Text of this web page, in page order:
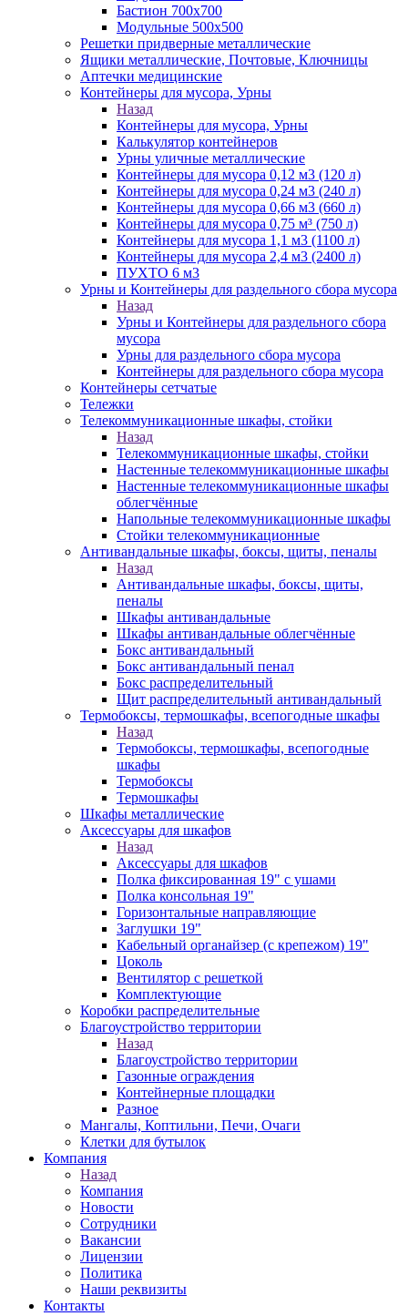
Бастион 700х700
Модульные 500х500
Решетки придверные металлические
Ящики металлические, Почтовые, Ключницы
Аптечки медицинские
Контейнеры для мусора, Урны
Назад
Контейнеры для мусора, Урны
Калькулятор контейнеров
Урны уличные металлические
Контейнеры для мусора 0,12 м3 (120 л)
Контейнеры для мусора 0,24 м3 (240 л)
Контейнеры для мусора 0,66 м3 (660 л)
Контейнеры для мусора 0,75 м³ (750 л)
Контейнеры для мусора 1,1 м3 (1100 л)
Контейнеры для мусора 2,4 м3 (2400 л)
ПУХТО 6 м3
Урны и Контейнеры для раздельного сбора мусора
Назад
Урны и Контейнеры для раздельного сбора
мусора
Урны для раздельного сбора мусора
Контейнеры для раздельного сбора мусора
Контейнеры сетчатые
Тележки
Телекоммуникационные шкафы, стойки
Назад
Телекоммуникационные шкафы, стойки
Настенные телекоммуникационные шкафы
Настенные телекоммуникационные шкафы
облегчённые
Напольные телекоммуникационные шкафы
Стойки телекоммуникационные
Антивандальные шкафы, боксы, щиты, пеналы
Назад
Антивандальные шкафы, боксы, щиты,
пеналы
Шкафы антивандальные
Шкафы антивандальные облегчённые
Бокс антивандальный
Бокс антивандальный пенал
Бокс распределительный
Щит распределительный антивандальный
Термобоксы, термошкафы, всепогодные шкафы
Назад
Термобоксы, термошкафы, всепогодные
шкафы
Термобоксы
Термошкафы
Шкафы металлические
Аксессуары для шкафов
Назад
Аксессуары для шкафов
Полка фиксированная 19" с ушами
Полка консольная 19"
Горизонтальные направляющие
Заглушки 19"
Кабельный органайзер (с крепежом) 19"
Цоколь
Вентилятор с решеткой
Комплектующие
Коробки распределительные
Благоустройство территории
Назад
Благоустройство территории
Газонные ограждения
Контейнерные площадки
Разное
Мангалы, Коптильни, Печи, Очаги
Клетки для бутылок
Компания
Назад
Компания
Новости
Сотрудники
Вакансии
Лицензии
Политика
Наши реквизиты
Контакты